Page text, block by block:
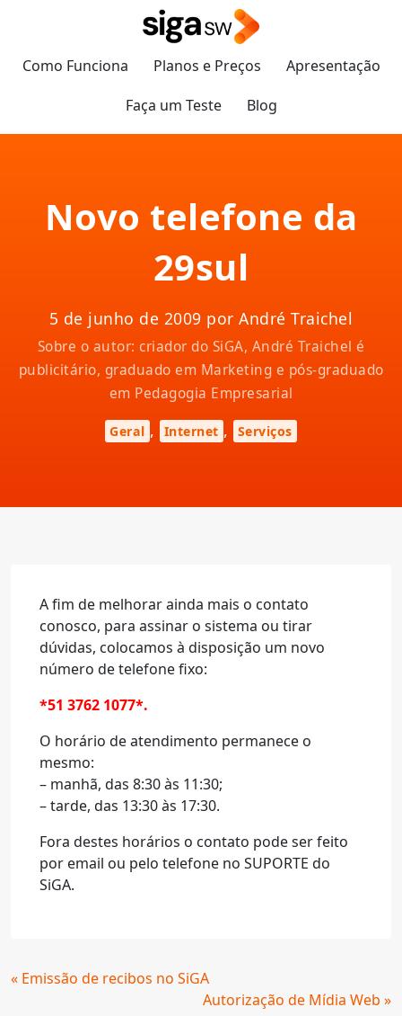
Como Funciona Planos e Preços
Apresentação
Faça um Teste
Blog
Novo telefone da
29sul
5 de junho de 2009 por André Traichel
Sobre o autor: criador do SiGA, André Traichel é
publicitário, graduado em Marketing e pós-graduado
em Pedagogia Empresarial
Geral , Internet , Serviços
A fim de melhorar ainda mais o contato
conosco, para assinar o sistema ou tirar
dúvidas, colocamos à disposição um novo
número de telefone fixo:
*51 3762 1077*.
O horário de atendimento permanece o
mesmo:
– manhã, das 8:30 às 11:30;
– tarde, das 13:30 às 17:30.
Fora destes horários o contato pode ser feito
por email ou pelo telefone no SUPORTE do
SiGA.
Continue
« Emissão de recibos no SiGA
Autorização de Mídia Web »